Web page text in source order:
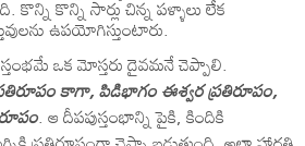
కొన్ని సార్లు చిన్న పళ్ళాలు లేక
ఉపయోగిస్తుంటారు.
ఒక మోస్తరు దైవమనే చెప్పాలి.
కాగా, పిడిభాగం ఈశ్వర ప్రతిరూపం,
. ఆ దీపపుస్తంభాన్ని పైకి, కిందికి